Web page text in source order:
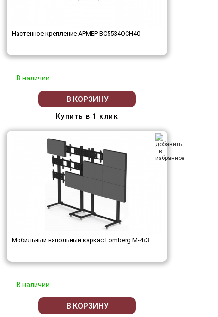
Настенное крепление АРМЕР ВС5534ОСН40
В наличии
В КОРЗИНУ
Купить в 1 клик
Мобильный напольный каркас Lomberg M-4х3
В наличии
В КОРЗИНУ